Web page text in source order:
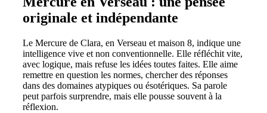
originale et indépendante
Le Mercure de Clara, en Verseau et maison 8, indique une
intelligence vive et non conventionnelle. Elle réfléchit vite,
avec logique, mais refuse les idées toutes faites. Elle aime
remettre en question les normes, chercher des réponses
dans des domaines atypiques ou ésotériques. Sa parole
peut parfois surprendre, mais elle pousse souvent à la
réflexion.